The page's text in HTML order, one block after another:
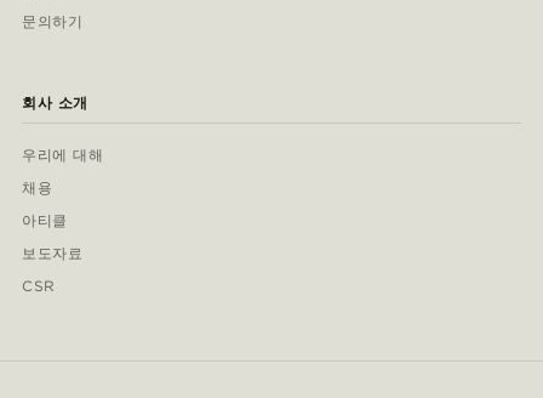
문의하기
회사 소개
우리에 대해
채용
아티클
보도자료
CSR